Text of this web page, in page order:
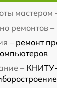
мастером
ремонтов –
– ремонт
–